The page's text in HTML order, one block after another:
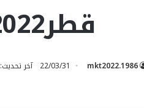
قطر2022
mkt2022.1986
22/03/31 آخر تحديث: 22/03/31